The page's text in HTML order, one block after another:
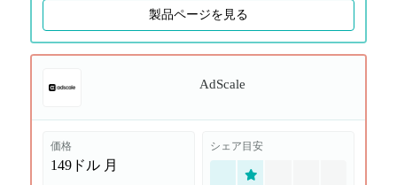
製品ページを見る
AdScale
価格
149ドル 月
シェア目安